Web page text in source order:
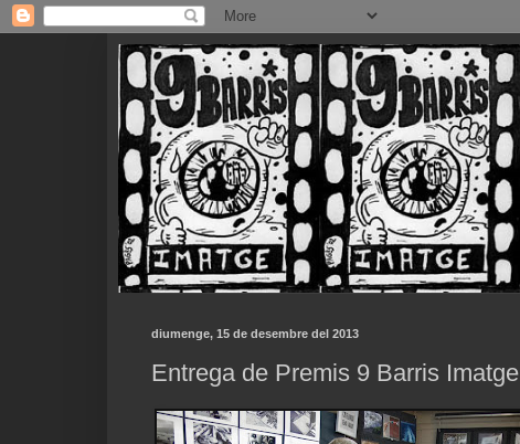
diumenge, 15 de desembre del 2013
Entrega de Premis 9 Barris